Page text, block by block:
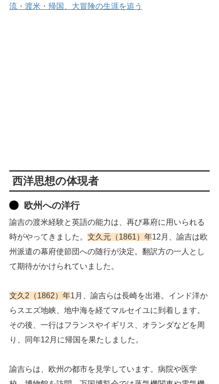
流・渡米・帰国、大冒険の生涯を追う
西洋思想の体現者
欧州への洋行
諭吉の渡米経験と英語の能力は、再び幕府に用いられる
時がやってきました。 文久元（1861）年12月、諭吉は欧
州派遣の幕府使節団への随行が決定。翻訳方の一人とし
て期待がかけられていました。
文久2（1862）年1月、諭吉らは長崎を出港。インド洋か
らスエズ地峡、地中海を経てマルセイユに到着します。
その後、一行はフランスやイギリス、オランダなどを周
り、同年12月に帰国を果たしました。
諭吉らは、欧州の都市を見学しています。病院や医学